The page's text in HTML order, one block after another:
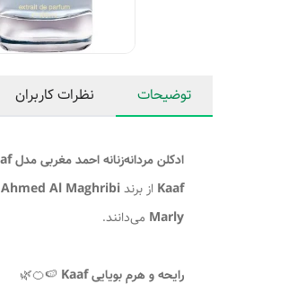
توضیحات نظرات کاربران
ادکلن مردانه‌زنانه احمد مغربی مدل Kaaf – مشابه شرکتی Marly Percival
Kaaf از برندAhmed Al Maghribi
Marly می‌دانند.
رایحه و هرم بویایی Kaaf
🍉🍊🌿